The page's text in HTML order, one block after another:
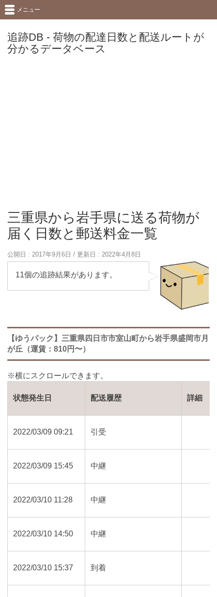
追跡DB - 荷物の配達日数と配送ルートが
分かるデータベース
メニュー
三重県から岩手県に送る荷物が
届く日数と郵送料金一覧
公開日 : 2017年9月6日 / 更新日 : 2022年4月8日
11個の追跡結果があります。
【ゆうパック】三重県四日市市室山町から岩手県盛岡市月
が丘（運賃：810円〜）
状態発生日 配送履歴 詳細
2022/03/09 09:21 引受
2022/03/09 15:45 中継
2022/03/10 11:28 中継
2022/03/10 14:50 中継
2022/03/10 15:37 到着